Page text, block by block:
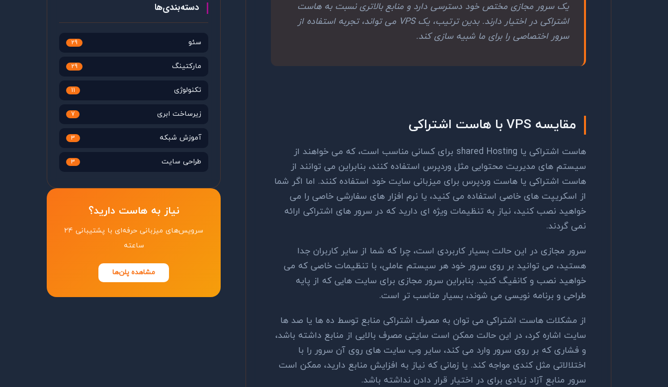
یک سرور مجازی مختص خود دسترسی دارد و منابع بالاتری نسبت به هاست
اشتراکی در اختیار دارند. بدین ترتیب، یک VPS می تواند، تجربه استفاده از
سرور اختصاصی را برای ما شبیه سازی کند.
مقایسه VPS با هاست اشتراکی
هاست اشتراکی یا shared Hosting برای کسانی مناسب است، که می خواهند از
سیستم های مدیریت محتوایی مثل وردپرس استفاده کنند، بنابراین می توانند از
هاست اشتراکی یا هاست وردپرس برای میزبانی سایت خود استفاده کنند. اما اگر شما
از اسکریپت های خاصی استفاده می کنید، یا نرم افزار های سفارشی خاصی را می
خواهید نصب کنید، نیاز به تنظیمات ویژه ای دارید که در سرور های اشتراکی ارائه
نمی گردند.
سرور مجازی در این حالت بسیار کاربردی است، چرا که شما از سایر کاربران جدا
هستید، می توانید بر روی سرور خود هر سیستم عاملی، با تنظیمات خاصی که می
خواهید نصب و کانفیگ کنید. بنابراین سرور مجازی برای سایت هایی که از پایه
طراحی و برنامه نویسی می شوند، بسیار مناسب تر است.
از مشکلات هاست اشتراکی می توان به مصرف اشتراکی منابع توسط ده ها یا صد ها
سایت اشاره کرد، در این حالت ممکن است سایتی مصرف بالایی از منابع داشته باشد،
و فشاری که بر روی سرور وارد می کند، سایر وب سایت های روی آن سرور را با
اختلالاتی مثل کندی مواجه کند. یا زمانی که نیاز به افزایش منابع دارید، ممکن است
سرور منابع آزاد زیادی برای در اختیار قرار دادن نداشته باشد.
دسته‌بندی‌ها
سئو 29
مارکتینگ 29
تکنولوژی 11
زیرساخت ابری 7
آموزش شبکه 3
طراحی سایت 3
نیاز به هاست دارید؟
سرویس‌های میزبانی حرفه‌ای با پشتیبانی ۲۴
ساعته
مشاهده پلن‌ها